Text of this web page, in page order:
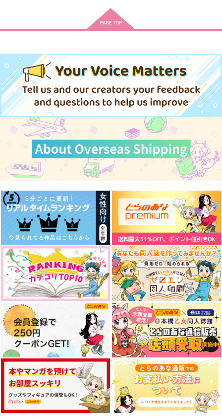
連理の卵
Ａｌｔ
1,100円 （税込）
鍾離×ショウ
サンプル
作品詳細
水月鏡郷
SUNSET ROAD.
787円 （税込）
鍾離×タルタリヤ
サンプル
ジャックナイフ
GENSHIN再録
ジャックナイフ
1,980円（税込）
鍾離×タルタリヤ
サンプル
センセイセンセーショ
ン2
かなゆき
1,572円（税込）
鍾離
サンプル
作品詳細
センセイセンセーショ
ン3
かなゆき
1,572円（税込）
タルタリヤ×鍾離
サンプル
作品詳細
k4m鍾ショウ再録全年
齢
k4m
1,715円（税込）
鍾離×ショウ
サンプル
作品詳細
サンプル サンプル
みみフォックス
専売 787円 （税込）
原神 鍾離×タルタリヤ
サンプル
カート
mptiness
泡沫世界
1,257
原神 鍾離×タルタリヤ
なんにゃら喫茶
専売 715円（税込）
原神 タルタリヤ×鍾離
サンプル
ちいさくなっちゃった
mimi Arare to
Okaki Limite
専売 1,572円（税込）
原神 鍾離×ショウ
サンプル
カート
【原神】ねこぬいアク
リルキーホルダー（鍾
離）
大吉農園
専売 1,100円（税込）
原神 鍾離
サンプル
カート
千年の病
あずみの
専売 629円（税込）
原神 鍾離×ショウ
サンプル
カート